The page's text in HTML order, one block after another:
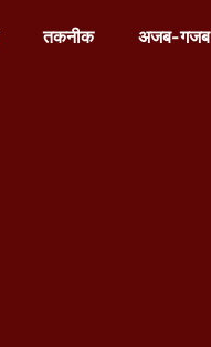
तकनीक अजब-गजब